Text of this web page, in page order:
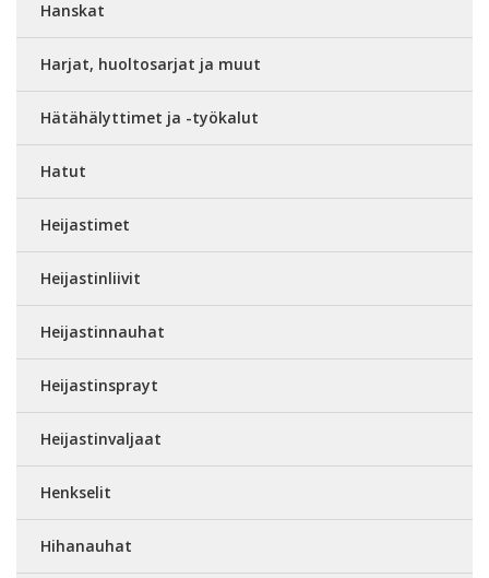
Hanskat
Harjat, huoltosarjat ja muut
Hätähälyttimet ja -työkalut
Hatut
Heijastimet
Heijastinliivit
Heijastinnauhat
Heijastinsprayt
Heijastinvaljaat
Henkselit
Hihanauhat